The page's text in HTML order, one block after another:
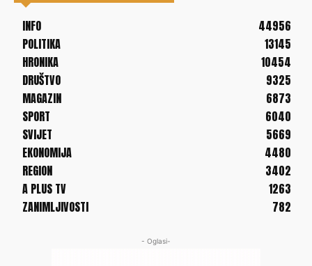
INFO
44956
POLITIKA
13145
HRONIKA
10454
DRUŠTVO
9325
MAGAZIN
6873
SPORT
6040
SVIJET
5669
EKONOMIJA
4480
REGION
3402
A PLUS TV
1263
ZANIMLJIVOSTI
782
- Oglasi-